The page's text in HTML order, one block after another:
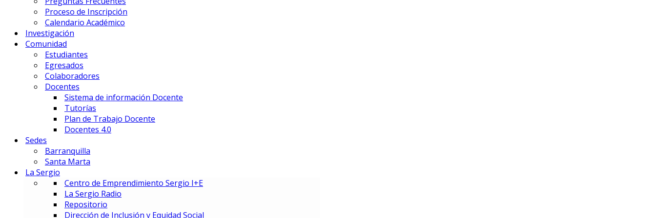
Innovación y Economía de Datos
Marketing Integral y Negocios Globales
Preuniversitario
Preparatorio en Teatro Musical
Postgrados
DOCTORADO:
DIN – Doctorado en Innovación y Negocios
MAESTRÍAS:
Proceso de Inscripción
Calendario Académico
Investigación
Comunidad
Estudiantes
Egresados
Colaboradores
Docentes
Sistema de información Docente
Tutorías
Plan de Trabajo Docente
Docentes 4.0
Sedes
Barranquilla
Santa Marta
La Sergio
Centro de Emprendimiento Sergio I+E
La Sergio Radio
Repositorio
Dirección de Inclusión y Equidad Social